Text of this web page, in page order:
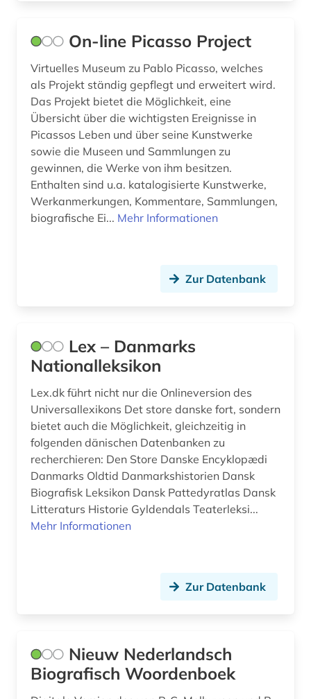
On-line Picasso Project
Virtuelles Museum zu Pablo Picasso, welches
als Projekt ständig gepflegt und erweitert wird.
Das Projekt bietet die Möglichkeit, eine
Übersicht über die wichtigsten Ereignisse in
Picassos Leben und über seine Kunstwerke
sowie die Museen und Sammlungen zu
gewinnen, die Werke von ihm besitzen.
Enthalten sind u.a. katalogisierte Kunstwerke,
Werkanmerkungen, Kommentare, Sammlungen,
biografische Ei... Mehr Informationen
Zur Datenbank
Lex – Danmarks
Nationalleksikon
Lex.dk führt nicht nur die Onlineversion des
Universallexikons Det store danske fort, sondern
bietet auch die Möglichkeit, gleichzeitig in
folgenden dänischen Datenbanken zu
recherchieren: Den Store Danske Encyklopædi
Danmarks Oldtid Danmarkshistorien Dansk
Biografisk Leksikon Dansk Pattedyratlas Dansk
Litteraturs Historie Gyldendals Teaterleksi...
Mehr Informationen
Zur Datenbank
Nieuw Nederlandsch
Biografisch Woordenboek